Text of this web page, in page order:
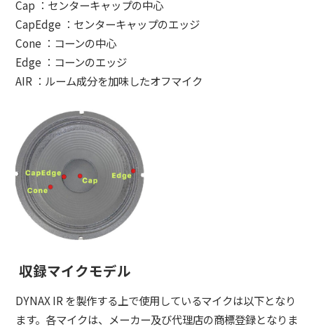
Cap ：センターキャップの中心
CapEdge ：センターキャップのエッジ
Cone ：コーンの中心
Edge ：コーンのエッジ
AIR ：ルーム成分を加味したオフマイク
収録マイクモデル
DYNAX IR を製作する上で使用しているマイクは以下となり
ます。各マイクは、メーカー及び代理店の商標登録となりま